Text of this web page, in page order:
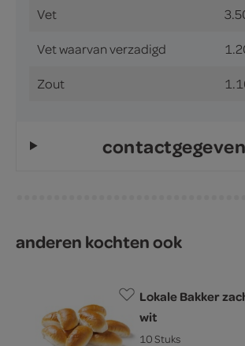
Vet
Vet waarvan verzadigd
Zout
anderen kochten ook
Lokale Bakker
wit
10 Stuks